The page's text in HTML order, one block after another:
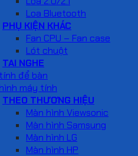
Loa Bluetooth
PHỤ KIỆN KHÁC
Fan CPU – Fan case
Lót chuột
TAI NGHE
để bàn
máy tính
THEO THƯƠNG HIỆU
Màn hình Viewsonic
Màn hình Samsung
Màn hình LG
Màn hình HP